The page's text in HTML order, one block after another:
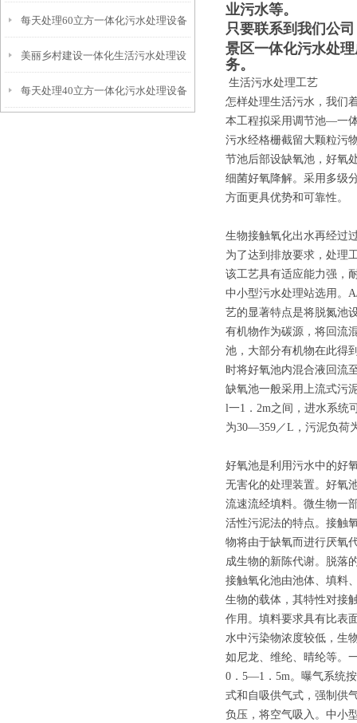
每天处理60立方一体化污水处理设备
美丽乡村建设一体化生活污水处理设
备
每天处理40立方一体化污水处理设备
业污水等。
只要联系到我们公
景区一体化污水处
务。
生活污水处理工艺
怎样处理生活污水，我们
本工程拟采用调节池—一
污水经格栅截留大颗粒污
节池后部设缺氧池，好氧
细菌好氧降解。采用多级
方面更具优势和可靠性。
生物接触氧化出水再经过
为了达到排放要求，处理
该工艺具有适应能力强，
中小型污水处理站选用。
艺的显著特点是将脱氮池
有机物作为碳源，将回流
池，大部分有机物在此得
时将好氧池内混合液回流
缺氧池一般采用上流式污
l一1．2m之间，进水系统
为30—359／L，污泥负荷
好氧池是利用污水中的好
无害化的处理装置。好氧
流速流经填料。微生物一
活性污泥法的特点。接触
物将由于缺氧而进行厌氧
成生物的新陈代谢。脱落
接触氧化池由池体、填料
生物的载体，其特性对接
作用。填料要求具有比表
水中污染物浓度较低，生
如尼龙、维纶、晴纶等。
0．5—1．5m。曝气系统
式和自吸供气式，强制供
负压，将空气吸入。中小